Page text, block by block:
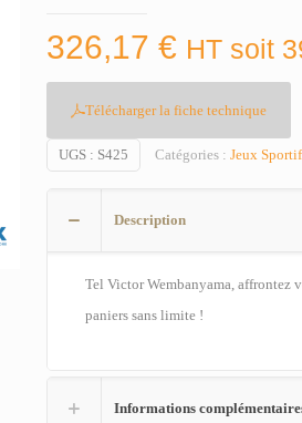
326,17 € HT soit
Télécharger la fiche technique
UGS : S425 Catégories : Jeux
Description
Tel Victor Wembanyama, affrontez
paniers sans limite !
Informations